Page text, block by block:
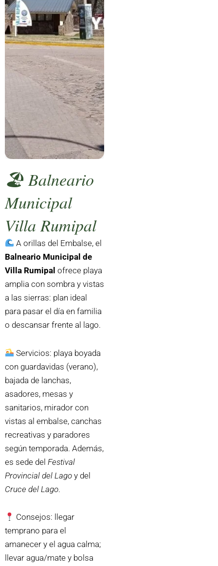
🏖️ Balneario
Municipal
Villa Rumipal
A orillas del Embalse, el
Balneario Municipal de
Villa Rumipal ofrece playa
amplia con sombra y vistas
a las sierras: plan ideal
para pasar el día en familia
o descansar frente al lago.
Servicios: playa boyada
con guardavidas (verano),
bajada de lanchas,
asadores, mesas y
sanitarios, mirador con
vistas al embalse, canchas
recreativas y paradores
según temporada. Además,
es sede del Festival
Provincial del Lago y del
Cruce del Lago.
Consejos: llegar
temprano para el
amanecer y el agua calma;
llevar agua/mate y bolsa